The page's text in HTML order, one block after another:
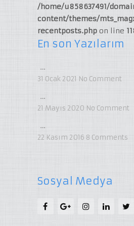
/home/u858637491/
content/themes/
recentposts.phpon line
En son Yazılarım
…
31 Ocak 2021 No Comment
…
21 Mayıs 2020 No Comment
…
22 Kasım 2016 8 Comments
Sosyal Medya